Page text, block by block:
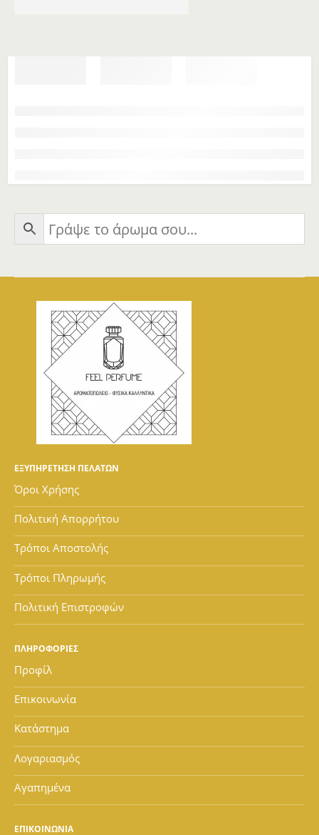
ΕΞΥΠΗΡΕΤΗΣΗ ΠΕΛΑΤΩΝ
Όροι Χρήσης
Πολιτική Απορρήτου
Τρόποι Αποστολής
Τρόποι Πληρωμής
Πολιτική Επιστροφών
ΠΛΗΡΟΦΟΡΙΕΣ
Προφίλ
Επικοινωνία
Κατάστημα
Λογαριασμός
Αγαπημένα
ΕΠΙΚΟΙΝΩΝΙΑ